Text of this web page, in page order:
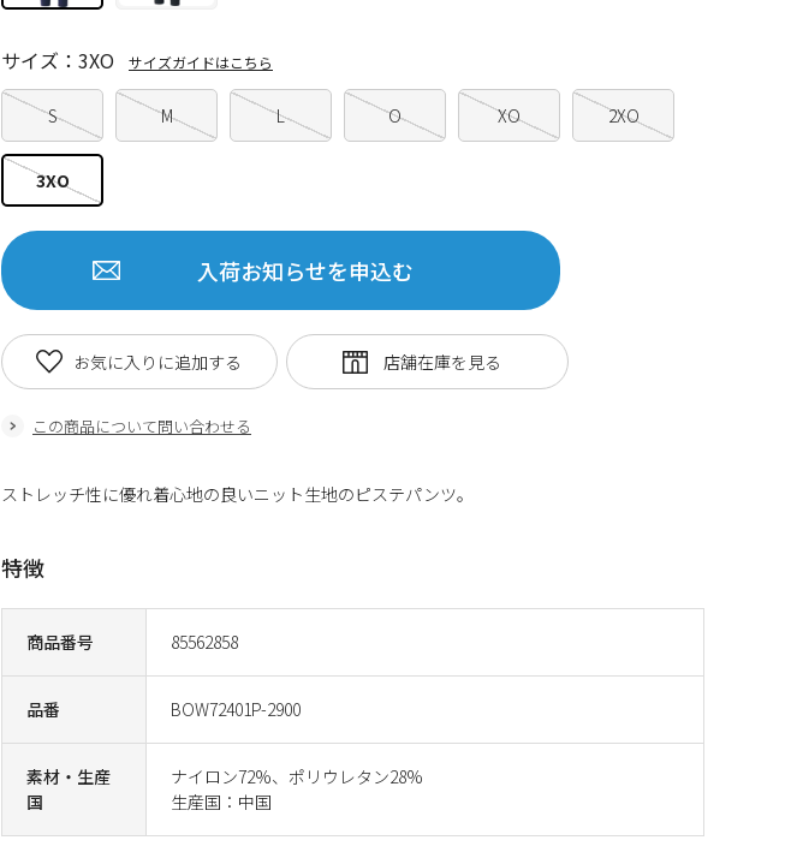
商品番号 85562858
品番 BOW72401P-2900
素材・生産
国
ナイロン72%、ポリウレタン28%
生産国：中国
S M L O XO 2XO
3XO
サイズ：3XO サイズガイドはこちら
入荷お知らせを申込む
この商品について問い合わせる
お気に入りに追加する
ストレッチ性に優れ着心地の良いニット生地のピステパンツ。
特徴